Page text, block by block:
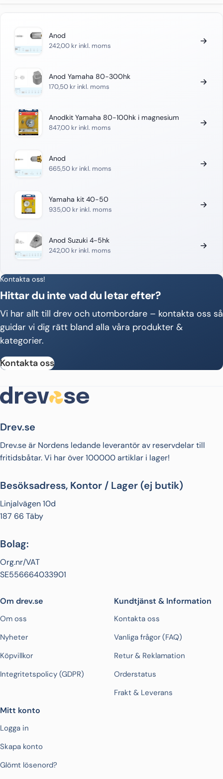
Anod
242,00 kr inkl. moms
Anod Yamaha 80-300hk
170,50 kr inkl. moms
Anodkit Yamaha 80-100hk i magnesium
847,00 kr inkl. moms
Anod
665,50 kr inkl. moms
Yamaha kit 40-50
935,00 kr inkl. moms
Anod Suzuki 4-5hk
242,00 kr inkl. moms
Kontakta oss!
Hittar du inte vad du letar efter?
Vi har allt till drev och utombordare – kontakta oss så
guidar vi dig rätt bland alla våra produkter &
kategorier.
Kontakta oss
Drev.se
Drev.se är Nordens ledande leverantör av reservdelar till
fritidsbåtar. Vi har över 100000 artiklar i lager!
Besöksadress, Kontor / Lager (ej butik)
Linjalvägen 10d
187 66 Täby
Bolag:
Org.nr/VAT
SE556664033901
Om drev.se
Om oss
Nyheter
Köpvillkor
Integritetspolicy (GDPR)
Kundtjänst & Information
Kontakta oss
Vanliga frågor (FAQ)
Retur & Reklamation
Orderstatus
Frakt & Leverans
Mitt konto
Logga in
Skapa konto
Glömt lösenord?